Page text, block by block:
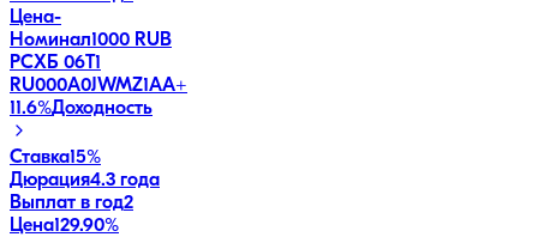
Цена-
Номинал1000 RUB
РСХБ 06Т1
RU000A0JWMZ1AA+
11.6%Доходность
Ставка15%
Дюрация4.3 года
Выплат в год2
Цена129.90%